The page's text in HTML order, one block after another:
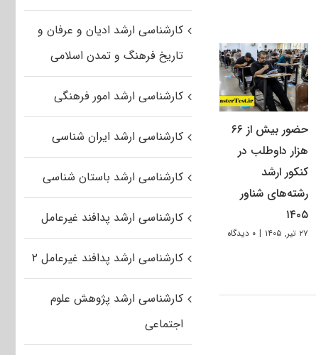
حضور بیش از ۶۶
هزار داوطلب در
کنکور ارشد
رشته‌های شناور
۱۴۰۵
۲۷ تیر, ۱۴۰۵ | ۰ دیدگاه
کارشناسی ارشد ادیان و عرفان و
تاریخ فرهنگ و تمدن اسلامی
کارشناسی ارشد امور فرهنگی
کارشناسی ارشد ایران شناسی
کارشناسی ارشد باستان شناسی
کارشناسی ارشد پدافند غیرعامل
کارشناسی ارشد پدافند غیرعامل ۲
کارشناسی ارشد پژوهش علوم
اجتماعی